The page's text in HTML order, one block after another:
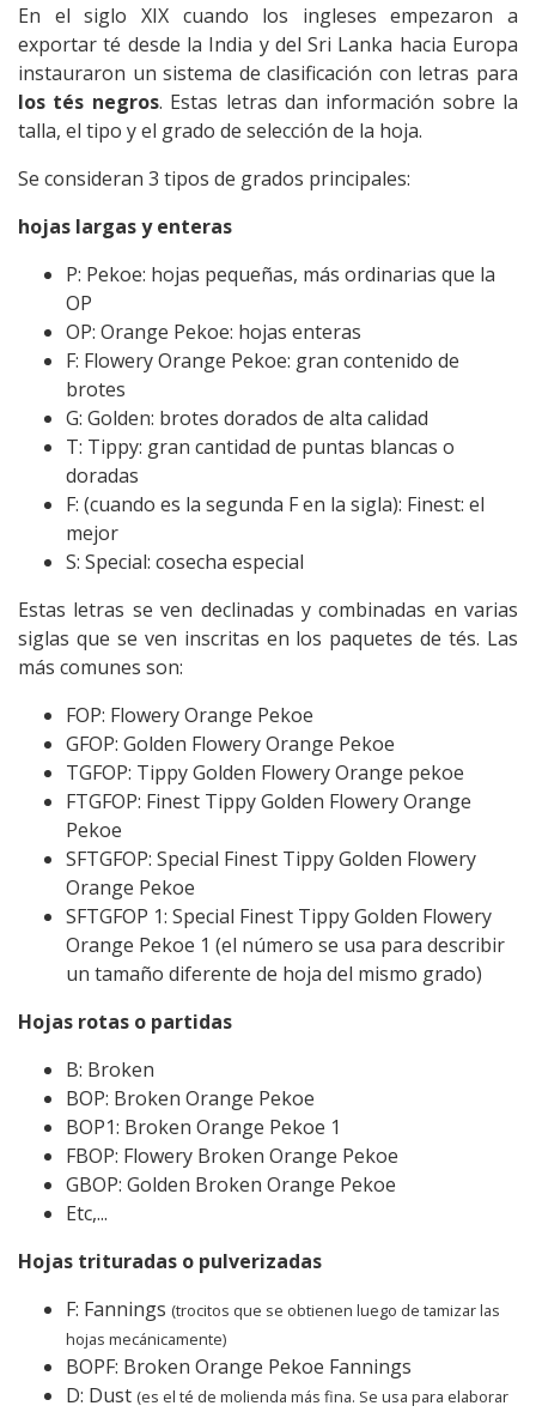
En el siglo XIX cuando los ingleses empezaron a
exportar té desde la India y del Sri Lanka hacia Europa
instauraron un sistema de clasificación con letras para
los tés negros. Estas letras dan información sobre la
talla, el tipo y el grado de selección de la hoja.
Se consideran 3 tipos de grados principales:
hojas largas y enteras
P: Pekoe: hojas pequeñas, más ordinarias que la
OP
OP: Orange Pekoe: hojas enteras
F: Flowery Orange Pekoe: gran contenido de
brotes
G: Golden: brotes dorados de alta calidad
T: Tippy: gran cantidad de puntas blancas o
doradas
F: (cuando es la segunda F en la sigla): Finest: el
mejor
S: Special: cosecha especial
Estas letras se ven declinadas y combinadas en varias
siglas que se ven inscritas en los paquetes de tés. Las
más comunes son:
FOP: Flowery Orange Pekoe
GFOP: Golden Flowery Orange Pekoe
TGFOP: Tippy Golden Flowery Orange pekoe
FTGFOP: Finest Tippy Golden Flowery Orange
Pekoe
SFTGFOP: Special Finest Tippy Golden Flowery
Orange Pekoe
SFTGFOP 1: Special Finest Tippy Golden Flowery
Orange Pekoe 1 (el número se usa para describir
un tamaño diferente de hoja del mismo grado)
Hojas rotas o partidas
B: Broken
BOP: Broken Orange Pekoe
BOP1: Broken Orange Pekoe 1
FBOP: Flowery Broken Orange Pekoe
GBOP: Golden Broken Orange Pekoe
Etc,...
Hojas trituradas o pulverizadas
F: Fannings (trocitos que se obtienen luego de tamizar las
hojas mecánicamente)
BOPF: Broken Orange Pekoe Fannings
D: Dust (es el té de molienda más fina. Se usa para elaborar